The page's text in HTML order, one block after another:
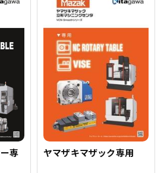
専
ヤマザキマザック専用